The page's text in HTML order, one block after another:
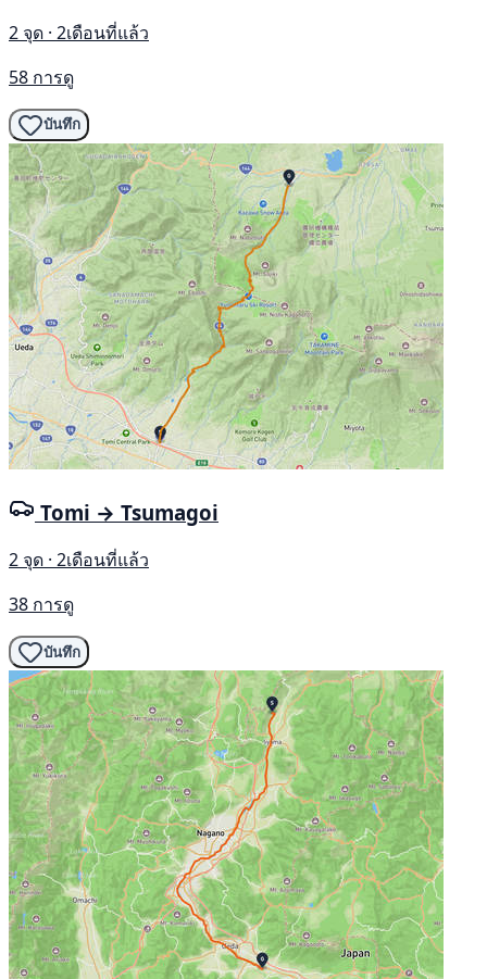
2 จุด · 2เดือนที่แล้ว
58 การดู
บันทึก
Tomi → Tsumagoi
2 จุด · 2เดือนที่แล้ว
38 การดู
บันทึก